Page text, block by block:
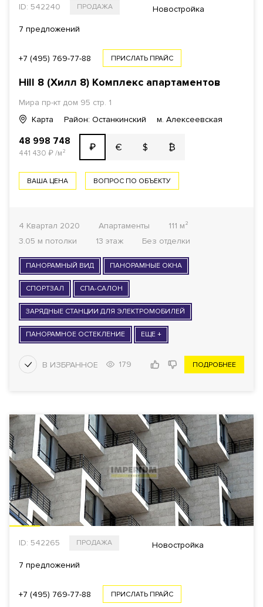
ID: 542240 ПРОДАЖА Новостройка
7 предложений
+7 (495) 769-77-88 ПРИСЛАТЬ ПРАЙС
Hill 8 (Хилл 8) Комплекс апартаментов
Мира пр-кт дом 95 стр. 1
Карта
Район: Останкинский м. Алексеевская
48 998 748
441 430 ₽/м² ₽ € $ ₿
ВАША ЦЕНА ВОПРОС ПО ОБЪЕКТУ
4 Квартал 2020 Апартаменты
111 м²
3.05 м потолки
13 этаж Без отделки
ПАНОРАМНЫЙ ВИД ПАНОРАМНЫЕ ОКНА
СПОРТЗАЛ СПА-САЛОН
ЗАРЯДНЫЕ СТАНЦИИ ДЛЯ ЭЛЕКТРОМОБИЛЕЙ
ПАНОРАМНОЕ ОСТЕКЛЕНИЕ ЕЩЕ +
179 ПОДРОБНЕЕ
ID: 542265 ПРОДАЖА Новостройка
7 предложений
+7 (495) 769-77-88 ПРИСЛАТЬ ПРАЙС